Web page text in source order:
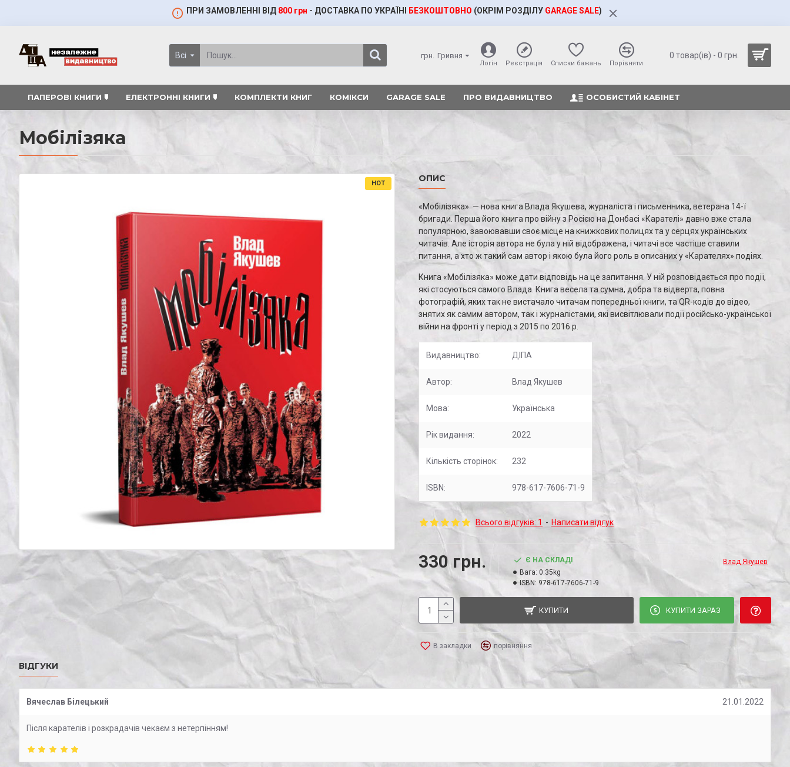
ПРИ ЗАМОВЛЕННІ ВІД 800 грн - ДОСТАВКА ПО УКРАЇНІ БЕЗКОШТОВНО (ОКРІМ РОЗДІЛУ GARAGE SALE)
Всі грн. Гривня
Логін Реєстрація Cписки бажань Порівняти
0 товар(ів) - 0 грн.
ПАПЕРОВІ КНИГИ 🠷 ЕЛЕКТРОННІ КНИГИ 🠷 КОМПЛЕКТИ КНИГ КОМІКСИ GARAGE SALE ПРО ВИДАВНИЦТВО ОСОБИСТИЙ КАБІНЕТ
Мобілізяка
HOT ОПИС
«Мобілізяка» — нова книга Влада Якушева, журналіста і письменника, ветерана 14-ї
бригади. Перша його книга про війну з Росією на Донбасі «Карателі» давно вже стала
популярною, завоювавши своє місце на книжкових полицях та у серцях українських
читачів. Але історія автора не була у ній відображена, і читачі все частіше ставили
питання, а хто ж такий сам автор і якою була його роль в описаних у «Карателях» подіях.
Книга «Мобілізяка» може дати відповідь на це запитання. У ній розповідається про події,
які стосуються самого Влада. Книга весела та сумна, добра та відверта, повна
фотографій, яких так не вистачало читачам попередньої книги, та QR-кодів до відео,
знятих як самим автором, так і журналістами, які висвітлювали події російсько-української
війни на фронті у період з 2015 по 2016 р.
Видавництво: ДІПА
Автор: Влад Якушев
Мова: Українська
Рік видання: 2022
Кількість сторінок: 232
ISBN: 978-617-7606-71-9
Всього відгуків: 1 - Написати відгук
330 грн.
Є НА СКЛАДІ
Вага: 0.35kg
ISBN: 978-617-7606-71-9
Влад Якушев
КУПИТИ КУПИТИ ЗАРАЗ
В закладки порівняння
ВІДГУКИ
Вячеслав Білецький 21.01.2022
Після карателів і розкрадачів чекаєм з нетерпінням!